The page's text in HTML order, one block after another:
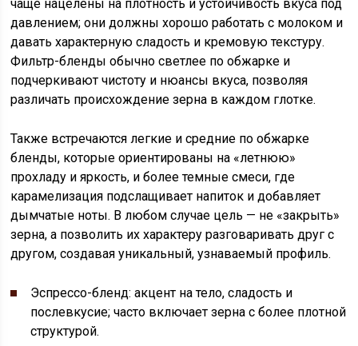
чаще нацелены на плотность и устойчивость вкуса под
давлением; они должны хорошо работать с молоком и
давать характерную сладость и кремовую текстуру.
Фильтр-бленды обычно светлее по обжарке и
подчеркивают чистоту и нюансы вкуса, позволяя
различать происхождение зерна в каждом глотке.
Также встречаются легкие и средние по обжарке
бленды, которые ориентированы на «летнюю»
прохладу и яркость, и более темные смеси, где
карамелизация подслащивает напиток и добавляет
дымчатые ноты. В любом случае цель — не «закрыть»
зерна, а позволить их характеру разговаривать друг с
другом, создавая уникальный, узнаваемый профиль.
Эспрессо-бленд: акцент на тело, сладость и
послевкусие; часто включает зерна с более плотной
структурой.